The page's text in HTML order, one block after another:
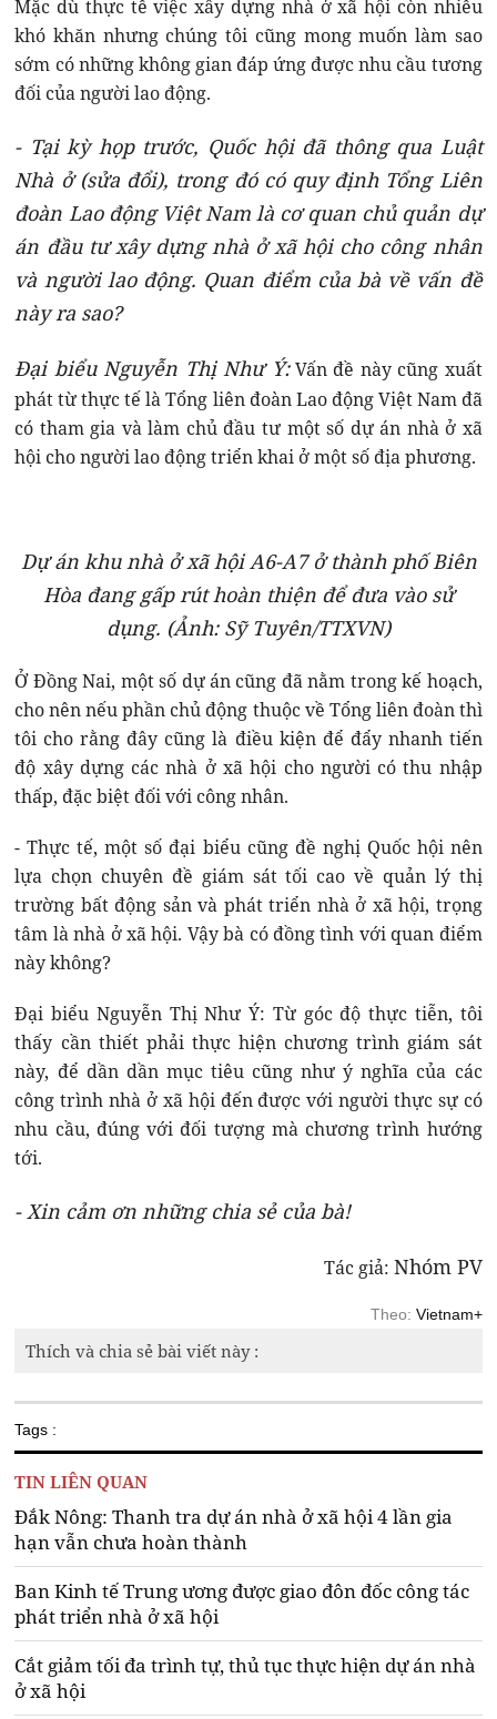
Mặc dù thực tế việc xây dựng nhà ở xã hội còn nhiều
khó khăn nhưng chúng tôi cũng mong muốn làm sao
sớm có những không gian đáp ứng được nhu cầu tương
đối của người lao động.
- Tại kỳ họp trước, Quốc hội đã thông qua Luật
Nhà ở (sửa đổi), trong đó có quy định Tổng Liên
đoàn Lao động Việt Nam là cơ quan chủ quản dự
án đầu tư xây dựng nhà ở xã hội cho công nhân
và người lao động. Quan điểm của bà về vấn đề
này ra sao?
Đại biểu Nguyễn Thị Như Ý:Vấn đề này cũng xuất
phát từ thực tế là Tổng liên đoàn Lao động Việt Nam đã
có tham gia và làm chủ đầu tư một số dự án nhà ở xã
hội cho người lao động triển khai ở một số địa phương.
Dự án khu nhà ở xã hội A6-A7 ở thành phố Biên
Hòa đang gấp rút hoàn thiện để đưa vào sử
dụng. (Ảnh: Sỹ Tuyên/TTXVN)
Ở Đồng Nai, một số dự án cũng đã nằm trong kế hoạch,
cho nên nếu phần chủ động thuộc về Tổng liên đoàn thì
tôi cho rằng đây cũng là điều kiện để đẩy nhanh tiến
độ xây dựng các nhà ở xã hội cho người có thu nhập
thấp, đặc biệt đối với công nhân.
- Thực tế, một số đại biểu cũng đề nghị Quốc hội nên
lựa chọn chuyên đề giám sát tối cao về quản lý thị
trường bất động sản và phát triển nhà ở xã hội, trọng
tâm là nhà ở xã hội. Vậy bà có đồng tình với quan điểm
này không?
Đại biểu Nguyễn Thị Như Ý: Từ góc độ thực tiễn, tôi
thấy cần thiết phải thực hiện chương trình giám sát
này, để dần dần mục tiêu cũng như ý nghĩa của các
công trình nhà ở xã hội đến được với người thực sự có
nhu cầu, đúng với đối tượng mà chương trình hướng
tới.
- Xin cảm ơn những chia sẻ của bà!
Tác giả: Nhóm PV
Theo: Vietnam+
Thích và chia sẻ bài viết này :
Tags :
TIN LIÊN QUAN
Đắk Nông: Thanh tra dự án nhà ở xã hội 4 lần gia
hạn vẫn chưa hoàn thành
Ban Kinh tế Trung ương được giao đôn đốc công tác
phát triển nhà ở xã hội
Cắt giảm tối đa trình tự, thủ tục thực hiện dự án nhà
ở xã hội